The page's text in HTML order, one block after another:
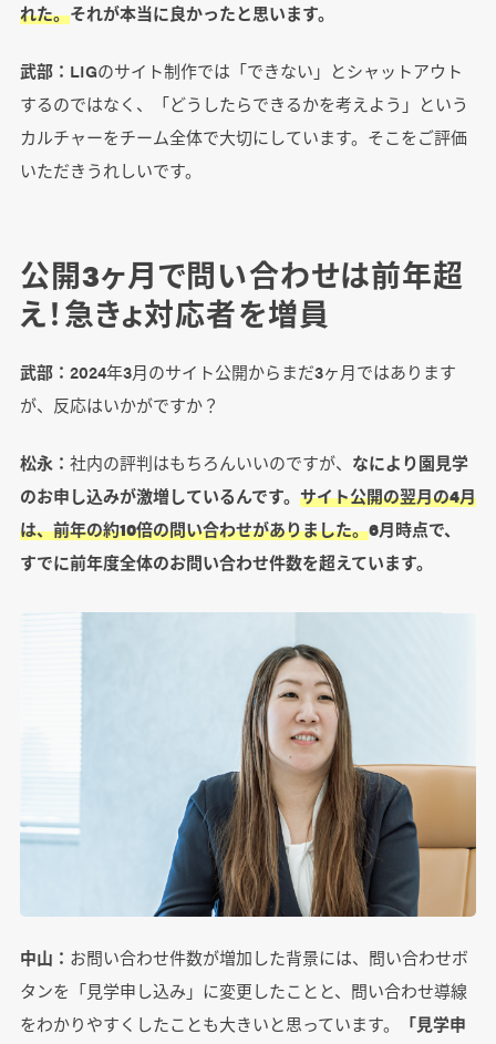
れた。それが本当に良かったと思います。
武部： LIGのサイト制作では「できない」とシャットアウト
するのではなく、「どうしたらできるかを考えよう」という
カルチャーをチーム全体で大切にしています。そこをご評価
いただきうれしいです。
公開3ヶ月で問い合わせは前年超
え！急きょ対応者を増員
武部： 2024年3月のサイト公開からまだ3ヶ月ではあります
が、反応はいかがですか？
松永： 社内の評判はもちろんいいのですが、 なにより園見学
のお申し込みが激増しているんです。 サイト公開の翌月の4月
は、前年の約10倍の問い合わせがありました。6月時点で、
すでに前年度全体のお問い合わせ件数を超えています。
中山： お問い合わせ件数が増加した背景には、問い合わせボ
タンを「見学申し込み」に変更したことと、問い合わせ導線
をわかりやすくしたことも大きいと思っています。
「見学申